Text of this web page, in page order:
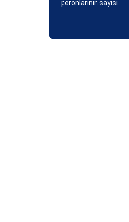
peronlarının sayısı